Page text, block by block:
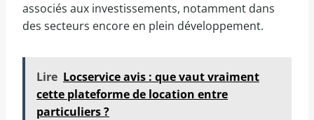
associés aux investissements, notamment dans
des secteurs encore en plein développement.
Lire Locservice avis : que vaut vraiment
cette plateforme de location entre
particuliers ?